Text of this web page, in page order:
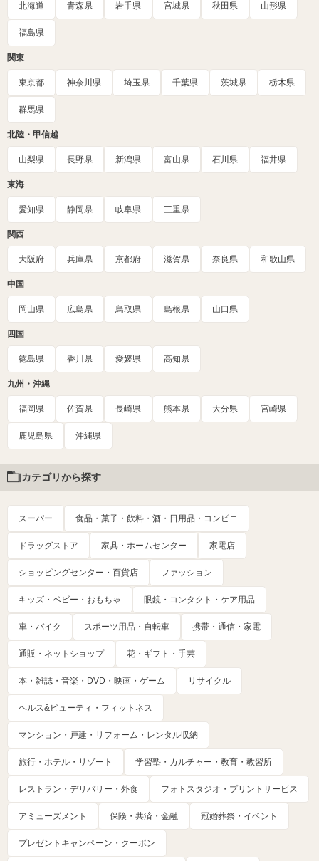
北海道 青森県 岩手県 宮城県 秋田県 山形県
福島県
関東
東京都 神奈川県 埼玉県 千葉県 茨城県 栃木県
群馬県
北陸・甲信越
山梨県 長野県 新潟県 富山県 石川県 福井県
東海
愛知県 静岡県 岐阜県 三重県
関西
大阪府 兵庫県 京都府 滋賀県 奈良県 和歌山県
中国
岡山県 広島県 鳥取県 島根県 山口県
四国
徳島県 香川県 愛媛県 高知県
九州・沖縄
福岡県 佐賀県 長崎県 熊本県 大分県 宮崎県
鹿児島県 沖縄県
カテゴリから探す
スーパー 食品・菓子・飲料・酒・日用品・コンビニ
ドラッグストア 家具・ホームセンター 家電店
ショッピングセンター・百貨店 ファッション
キッズ・ベビー・おもちゃ 眼鏡・コンタクト・ケア用品
車・バイク スポーツ用品・自転車 携帯・通信・家電
通販・ネットショップ 花・ギフト・手芸
本・雑誌・音楽・DVD・映画・ゲーム リサイクル
ヘルス&ビューティ・フィットネス
マンション・戸建・リフォーム・レンタル収納
旅行・ホテル・リゾート 学習塾・カルチャー・教育・教習所
レストラン・デリバリー・外食 フォトスタジオ・プリントサービス
アミューズメント 保険・共済・金融 冠婚葬祭・イベント
プレゼントキャンペーン・クーポン